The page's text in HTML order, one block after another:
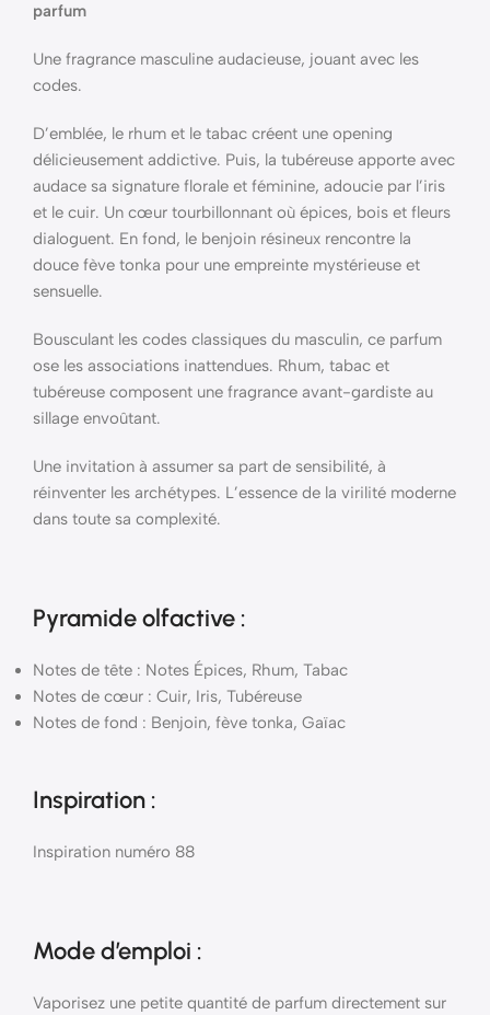
parfum
Une fragrance masculine audacieuse, jouant avec les
codes.
D’emblée, le rhum et le tabac créent une opening
délicieusement addictive. Puis, la tubéreuse apporte avec
audace sa signature florale et féminine, adoucie par l’iris
et le cuir. Un cœur tourbillonnant où épices, bois et fleurs
dialoguent. En fond, le benjoin résineux rencontre la
douce fève tonka pour une empreinte mystérieuse et
sensuelle.
Bousculant les codes classiques du masculin, ce parfum
ose les associations inattendues. Rhum, tabac et
tubéreuse composent une fragrance avant-gardiste au
sillage envoûtant.
Une invitation à assumer sa part de sensibilité, à
réinventer les archétypes. L’essence de la virilité moderne
dans toute sa complexité.
Pyramideolfactive :
Notes de tête : Notes Épices, Rhum, Tabac
Notes de cœur : Cuir, Iris, Tubéreuse
Notes de fond : Benjoin, fève tonka, Gaïac
Inspiration :
Inspiration numéro 88
Mode d’emploi :
Vaporisez une petite quantité de parfum directement sur